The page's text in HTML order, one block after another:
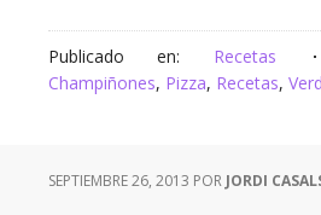
Publicado en: Recetas
Champiñones, Pizza, Recetas,
SEPTIEMBRE 26, 2013 POR JORDI